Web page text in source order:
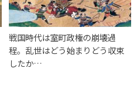
戦国時代は室町政権の崩壊過
程。乱世はどう始まりどう収束
したか…